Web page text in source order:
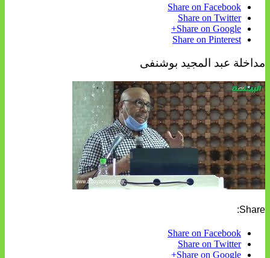
Share on Facebook
Share on Twitter
Share on Google+
Share on Pinterest
مداخلة عبد المجيد بوشنفى
Share:
Share on Facebook
Share on Twitter
Share on Google+